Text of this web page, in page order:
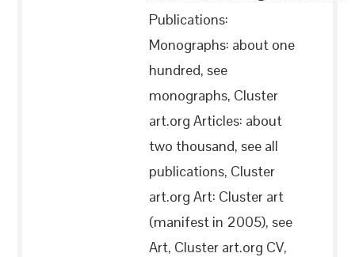
Publications:
Monographs: about one
hundred, see
monographs, Cluster
art.org Articles: about
two thousand, see all
publications, Cluster
art.org Art: Cluster art
(manifest in 2005), see
Art, Cluster art.org CV,